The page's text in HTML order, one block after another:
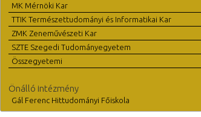
MK Mérnöki Kar
TTIK Természettudományi és Informatikai Kar
ZMK Zeneművészeti Kar
SZTE Szegedi Tudományegyetem
Összegyetemi
Önálló intézmény
Gál Ferenc Hittudományi Főiskola